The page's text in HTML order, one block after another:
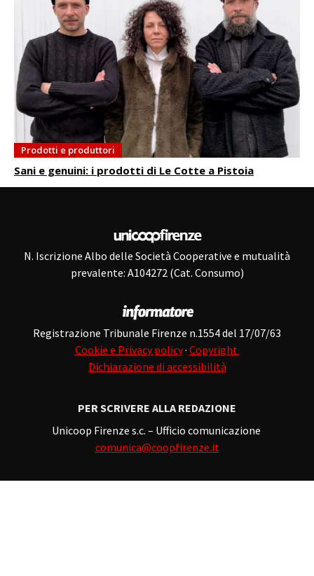
Prodotti e produttori
Sani e genuini: i prodotti di Le Cotte a Pistoia
N. Iscrizione Albo delle Società Cooperative e mutualità
prevalente: A104272 (Cat. Consumo)
Registrazione Tribunale Firenze n.1554 del 17/07/63
Cookie e Privacy policy· Copyright
Dichiarazione di accessibilità
PER SCRIVERE ALLA REDAZIONE
Unicoop Firenze s.c. – Ufficio comunicazione
comunica@coopfirenze.it